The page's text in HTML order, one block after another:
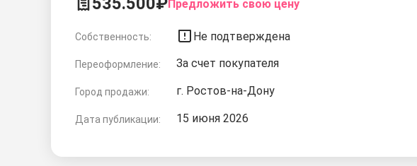
Предложить свою цену
Собственность: Не подтверждена
Переоформление: За счет покупателя
Город продажи: г. Ростов-на-Дону
Дата публикации: 15 июня 2026